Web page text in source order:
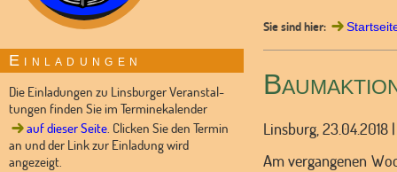
Bundesstraße 6 (4-
10 min (Auto) von
Dorfladen und
Einladungen
Die Einladungen zu Linsburger Veranstal-
tungen finden Sie im Terminekalender
auf dieser Seite . Clicken Sie den Termin
an und der Link zur Einladung wird
angezeigt.
Sie sind hier:
Linsburg,
Am vergangenen